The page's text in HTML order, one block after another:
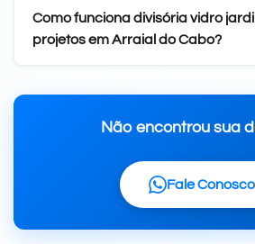
Como funciona divisória vidro
projetos em Arraial do Cabo?
Não encontrou sua
Fale Conosco